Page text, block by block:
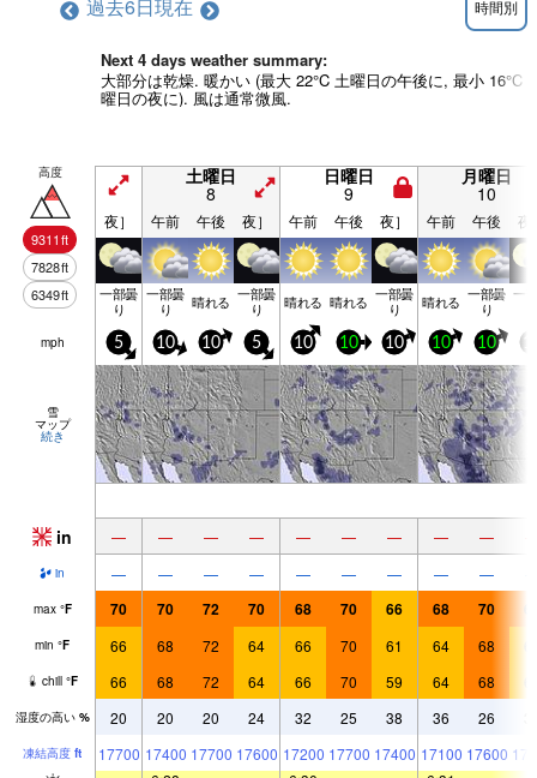
過去6日現在 時間別
Next 4 days weather summary:
大部分は乾燥. 暖かい (最大 22°C 土曜日の午後に, 最小 16°C
曜日の夜に). 風は通常微風.
高度
9311ft
7828ft
6349ft
土曜日
8
日曜日
9
月曜日
10
夜］ 午前 午後 夜］ 午前 午後 夜］ 午前 午後 夜
一部曇
り
一部曇
り 晴れる 一部曇
り 晴れる 晴れる 一部曇
り 晴れる 一部曇
り
一
mph 5 10 10 5 10 10 10 10 10
雪
マップ
続き
in — — — — — — — — —
in — — — — — — — — —
max °F 70 70 72 70 68 70 66 68 70
min °F 66 68 72 64 66 70 61 64 68
chill °F 66 68 72 64 66 70 59 64 68
湿度の高い % 20 20 20 24 32 25 38 36 26
凍結高度 ft 17700 17400 17700 17600 17200 17700 17400 17100 17600